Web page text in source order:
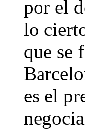
por el
lo
que se
es el